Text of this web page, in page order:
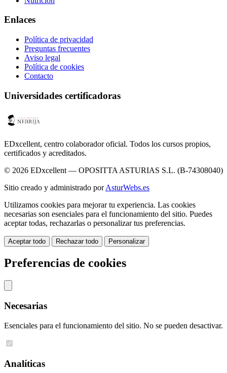
Enlaces
Política de privacidad
Preguntas frecuentes
Aviso legal
Política de cookies
Contacto
Universidades certificadoras
EDxcellent, centro colaborador oficial. Todos los cursos propios,
certificados y acreditados.
© 2026 EDxcellent — OPOSITTA ASTURIAS S.L. (B-74308040)
Sitio creado y administrado porAsturWebs.es
Utilizamos cookies para mejorar tu experiencia. Las cookies
necesarias son esenciales para el funcionamiento del sitio. Puedes
aceptar todas, rechazarlas o personalizar tus preferencias.
Aceptar todo Rechazar todo Personalizar
Preferencias de cookies
Necesarias
Esenciales para el funcionamiento del sitio. No se pueden desactivar.
Analíticas